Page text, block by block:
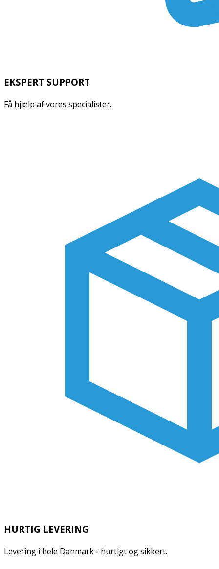
EKSPERT SUPPORT
Få hjælp af vores specialister.
HURTIG LEVERING
Levering i hele Danmark - hurtigt og sikkert.